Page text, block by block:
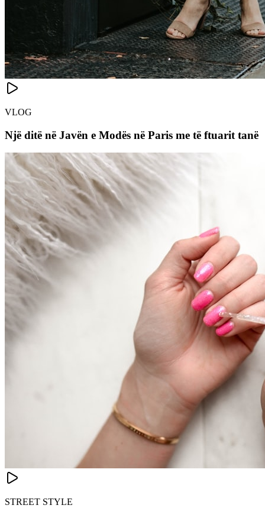
VLOG
Një ditë në Javën e Modës në Paris me të ftuarit tanë
STREET STYLE